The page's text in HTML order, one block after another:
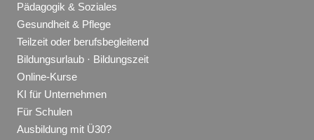
Pädagogik & Soziales
Gesundheit & Pflege
Teilzeit oder berufsbegleitend
Bildungsurlaub · Bildungszeit
Online-Kurse
KI für Unternehmen
Für Schulen
Ausbildung mit Ü30?